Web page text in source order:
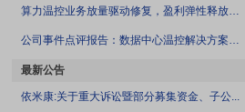
算力温控业务放量驱动修复，盈利弹性释放仍...
公司事件点评报告：数据中心温控解决方案服...
最新公告
依米康:关于重大诉讼暨部分募集资金、子公...